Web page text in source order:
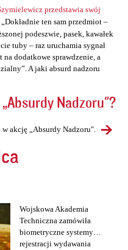
przedstawia swój
„Dokładnie ten sam przedmiot –
podeszwie, pasek, kawałek
tuby – raz uruchamia sygnał
dodatkowe sprawdzenie, a
A jaki absurd nadzoru
Nadzoru"?
akcję „Absurdy Nadzoru".
Wojskowa Akademia
Techniczna zamówiła
biometryczne systemy…
rejestracji wydawania